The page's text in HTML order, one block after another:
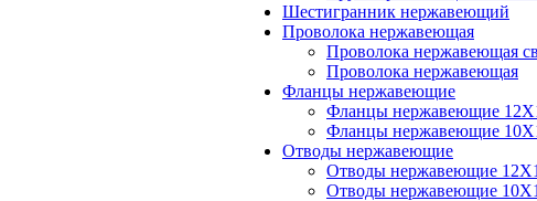
Шестигранник нержавеющий
Проволока нержавеющая
Проволока нержавеющая
Проволока нержавеющая
Фланцы нержавеющие
Фланцы нержавеющие
Фланцы нержавеющие
Отводы нержавеющие
Отводы нержавеющие
Отводы нержавеющие